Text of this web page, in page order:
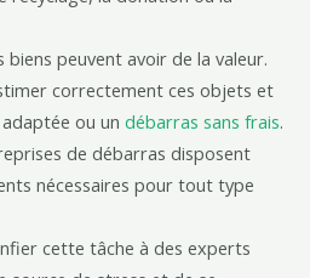
biens peuvent avoir de la valeur.
correctement ces objets et
ou un débarras sans frais.
de débarras disposent
nécessaires pour tout type
cette tâche à des experts